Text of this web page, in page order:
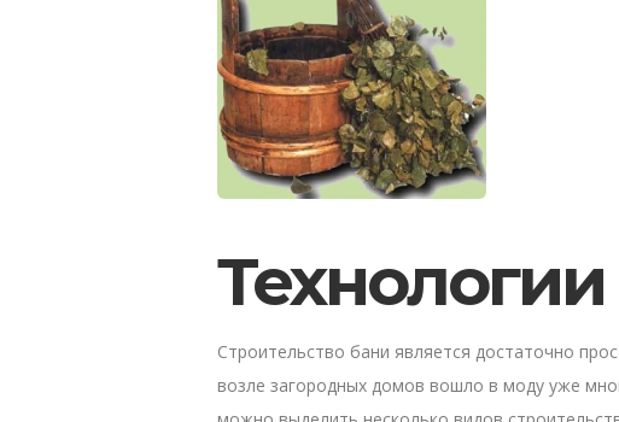
Строительство бани является достаточно
возле загородных домов вошло в моду уже